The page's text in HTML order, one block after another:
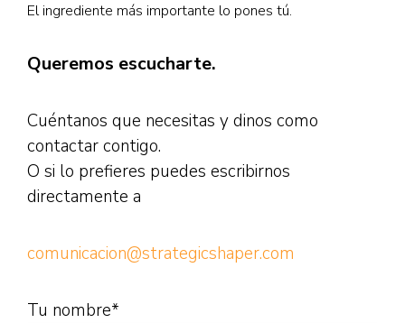
El ingrediente más importante lo pones tú.
Queremos escucharte.
Cuéntanos que necesitas y dinos como
contactar contigo.
O si lo prefieres puedes escribirnos
directamente a
comunicacion@strategicshaper.com
Tu nombre*